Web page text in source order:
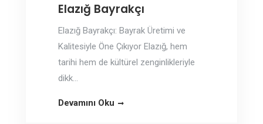
Elazığ Bayrakçı
Elazığ Bayrakçı: Bayrak Üretimi ve
Kalitesiyle Öne Çıkıyor Elazığ, hem
tarihi hem de kültürel zenginlikleriyle
dikk...
Devamını Oku